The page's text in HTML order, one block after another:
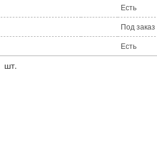
Есть
Под заказ
Есть
шт.